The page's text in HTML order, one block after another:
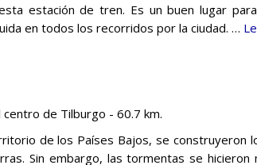
estación de tren. Es un buen lugar
en todos los recorridos por la ciudad. …
centro de Tilburgo - 60.7 km.
de los Países Bajos, se construyeron
Sin embargo, las tormentas se hicieron